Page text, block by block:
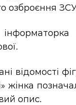
озброєння
відомості
жінка
опис.